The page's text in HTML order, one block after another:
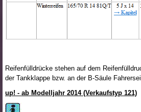
Reifenfülldrücke stehen auf dem
der Tankklappe bzw. an der B-Säule
up! - ab Modelljahr 2014 (Verkaufstyp 121)